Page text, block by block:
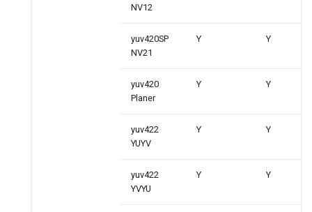
NV12
yuv420SP
NV21
Y Y
yuv420
Planer
Y Y
yuv422
YUYV
Y Y
yuv422
YVYU
Y Y